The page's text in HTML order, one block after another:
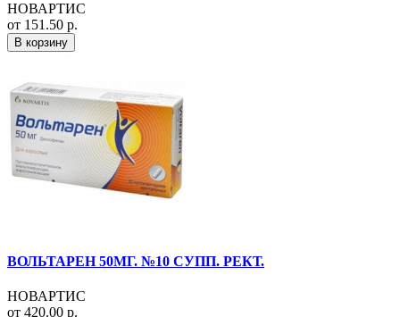
НОВАРТИС
от 151.50 р.
В корзину
ВОЛЬТАРЕН 50МГ. №10 СУПП. РЕКТ.
НОВАРТИС
от 420.00 р.